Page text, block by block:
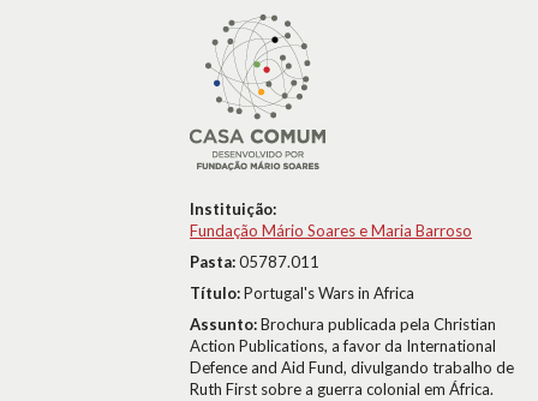
Instituição:
Fundação Mário Soares e Maria Barroso
Pasta:05787.011
Título:Portugal's Wars in Africa
Assunto:Brochura publicada pela Christian
Action Publications, a favor da International
Defence and Aid Fund, divulgando trabalho de
Ruth First sobre a guerra colonial em África.